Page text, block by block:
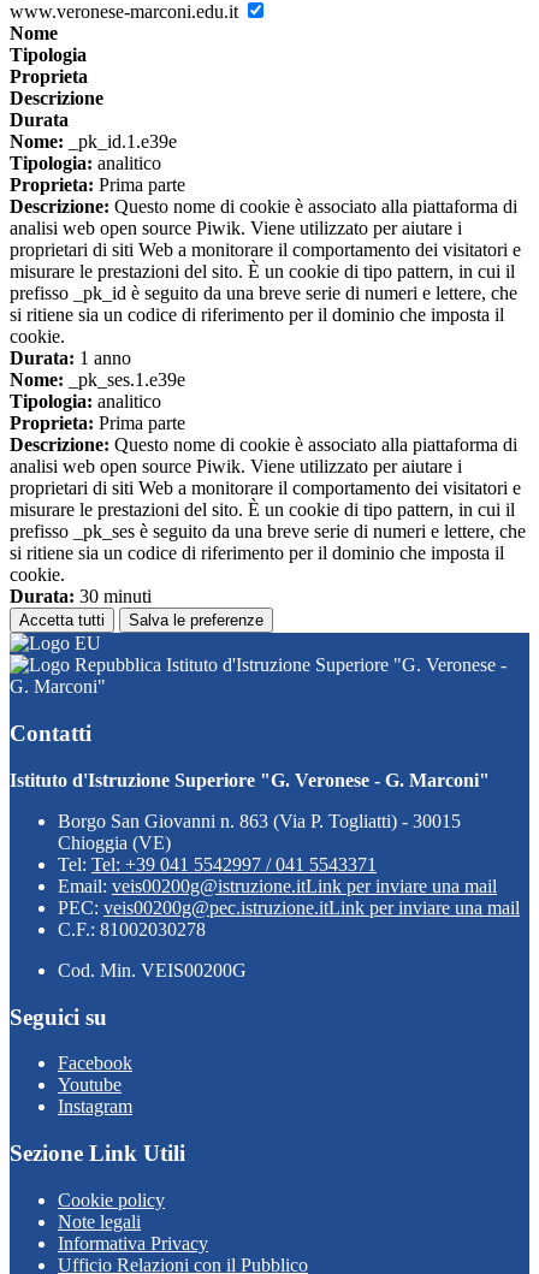
www.veronese-marconi.edu.it
Nome
Tipologia
Proprieta
Descrizione
Durata
Nome: _pk_id.1.e39e
Tipologia: analitico
Proprieta: Prima parte
Descrizione: Questo nome di cookie è associato alla piattaforma di
analisi web open source Piwik. Viene utilizzato per aiutare i
proprietari di siti Web a monitorare il comportamento dei visitatori e
misurare le prestazioni del sito. È un cookie di tipo pattern, in cui il
prefisso _pk_id è seguito da una breve serie di numeri e lettere, che
si ritiene sia un codice di riferimento per il dominio che imposta il
cookie.
Durata: 1 anno
Nome: _pk_ses.1.e39e
Tipologia: analitico
Proprieta: Prima parte
Descrizione: Questo nome di cookie è associato alla piattaforma di
analisi web open source Piwik. Viene utilizzato per aiutare i
proprietari di siti Web a monitorare il comportamento dei visitatori e
misurare le prestazioni del sito. È un cookie di tipo pattern, in cui il
prefisso _pk_ses è seguito da una breve serie di numeri e lettere, che
si ritiene sia un codice di riferimento per il dominio che imposta il
cookie.
Durata: 30 minuti
Accetta tutti Salva le preferenze
Istituto d'Istruzione Superiore "G. Veronese -
G. Marconi"
Contatti
Istituto d'Istruzione Superiore "G. Veronese - G. Marconi"
Borgo San Giovanni n. 863 (Via P. Togliatti) - 30015
Chioggia (VE)
Tel: Tel: +39 041 5542997 / 041 5543371
Email: veis00200g@istruzione.itLink per inviare una mail
PEC: veis00200g@pec.istruzione.itLink per inviare una mail
C.F.: 81002030278
Cod. Min. VEIS00200G
Seguici su
Facebook
Youtube
Instagram
Sezione Link Utili
Cookie policy
Note legali
Informativa Privacy
Ufficio Relazioni con il Pubblico